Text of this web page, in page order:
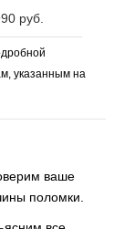
руб.
указанным на
ваше
поломки.